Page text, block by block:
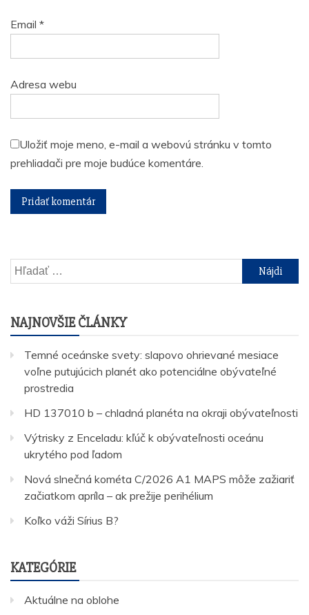
Email *
Adresa webu
Uložiť moje meno, e-mail a webovú stránku v tomto
prehliadači pre moje budúce komentáre.
Hľadať:
NAJNOVŠIE ČLÁNKY
Temné oceánske svety: slapovo ohrievané mesiace
voľne putujúcich planét ako potenciálne obývateľné
prostredia
HD 137010 b – chladná planéta na okraji obývateľnosti
Výtrisky z Enceladu: kľúč k obývateľnosti oceánu
ukrytého pod ľadom
Nová slnečná kométa C/2026 A1 MAPS môže zažiariť
začiatkom apríla – ak prežije perihélium
Koľko váži Sírius B?
KATEGÓRIE
Aktuálne na oblohe